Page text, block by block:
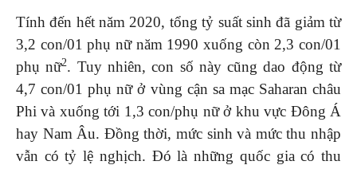
Tính đến hết năm 2020, tổng tỷ suất sinh đã giảm từ
3,2 con/01 phụ nữ năm 1990 xuống còn 2,3 con/01
phụ nữ2. Tuy nhiên, con số này cũng dao động từ
4,7 con/01 phụ nữ ở vùng cận sa mạc Saharan châu
Phi và xuống tới 1,3 con/phụ nữ ở khu vực Đông Á
hay Nam Âu. Đồng thời, mức sinh và mức thu nhập
vẫn có tỷ lệ nghịch. Đó là những quốc gia có thu